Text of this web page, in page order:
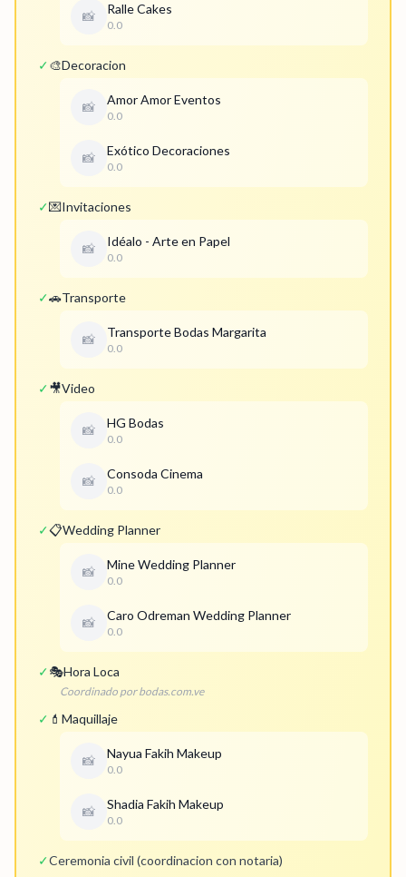
📸 Ralle Cakes
0.0
✓🎨Decoracion
📸 Amor Amor Eventos
0.0
📸 Exótico Decoraciones
0.0
✓💌Invitaciones
📸 Idéalo - Arte en Papel
0.0
✓🚗Transporte
📸 Transporte Bodas Margarita
0.0
✓🎥Video
📸 HG Bodas
0.0
📸 Consoda Cinema
0.0
✓📋Wedding Planner
📸 Mine Wedding Planner
0.0
📸 Caro Odreman Wedding Planner
0.0
✓🎭Hora Loca
Coordinado por bodas.com.ve
✓ 💄 Maquillaje
📸 Nayua Fakih Makeup
0.0
📸 Shadia Fakih Makeup
0.0
✓Ceremonia civil (coordinacion con notaria)